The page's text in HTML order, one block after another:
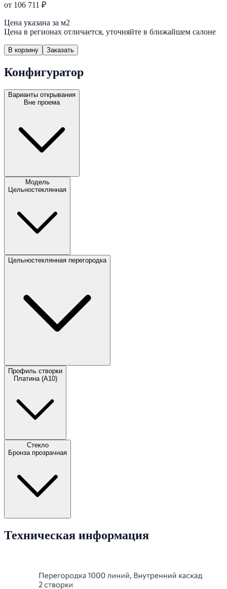
от 106 711 ₽
Цена указана за м2
Цена в регионах отличается, уточняйте в ближайшем салоне
В корзину Заказать
Конфигуратор
Варианты открывания
Вне проема
Модель
Цельностеклянная
Цельностеклянная перегородка
Профиль створки
Платина (А10)
Стекло
Бронза прозрачная
Техническая информация